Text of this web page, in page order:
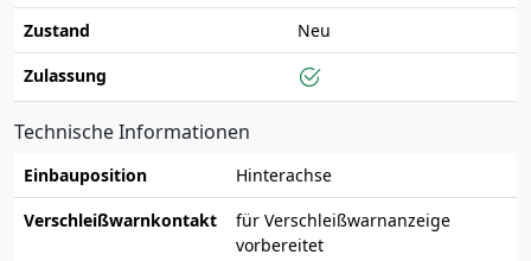
Zustand
Neu
Zulassung
Technische Informationen
Einbauposition
Hinterachse
Verschleißwarnkontakt
für Verschleißwarnanzeige
vorbereitet